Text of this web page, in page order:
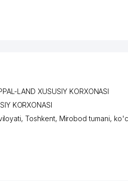
LAND XUSUSIY KORXONASI
KORXONASI
,Toshkent, Mirobod tumani,